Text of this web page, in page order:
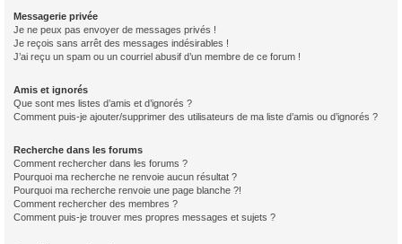
Messagerie privée
Je ne peux pas envoyer de messages privés !
Je reçois sans arrêt des messages indésirables !
J’ai reçu un spam ou un courriel abusif d’un membre de ce forum !
Amis et ignorés
Que sont mes listes d’amis et d’ignorés ?
Comment puis-je ajouter/supprimer des utilisateurs de ma liste d’amis ou d’ignorés ?
Recherche dans les forums
Comment rechercher dans les forums ?
Pourquoi ma recherche ne renvoie aucun résultat ?
Pourquoi ma recherche renvoie une page blanche ?!
Comment rechercher des membres ?
Comment puis-je trouver mes propres messages et sujets ?